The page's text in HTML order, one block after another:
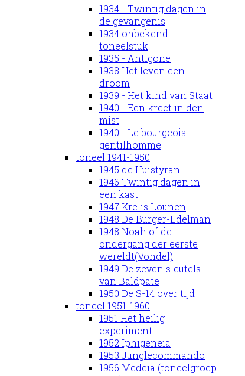
1934 - Twintig dagen in
de gevangenis
1934 onbekend
toneelstuk
1935 - Antigone
1938 Het leven een
droom
1939 - Het kind van Staat
1940 - Een kreet in den
mist
1940 - Le bourgeois
gentilhomme
toneel 1941-1950
1945 de Huistyran
1946 Twintig dagen in
een kast
1947 Krelis Lounen
1948 De Burger-Edelman
1948 Noah of de
ondergang der eerste
wereldt(Vondel)
1949 De zeven sleutels
van Baldpate
1950 De S-14 over tijd
toneel 1951-1960
1951 Het heilig
experiment
1952 Iphigeneia
1953 Junglecommando
1956 Medeia (toneelgroep